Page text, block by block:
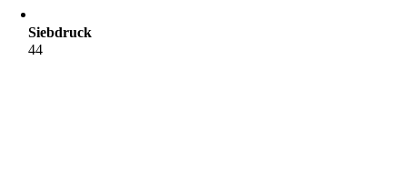
Siebdruck
44